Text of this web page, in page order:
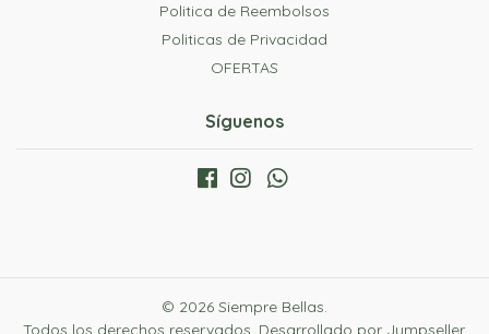
Politica de Reembolsos
Politicas de Privacidad
OFERTAS
Síguenos
© 2026 Siempre Bellas.
Todos los derechos reservados. Desarrollado por Jumpseller.